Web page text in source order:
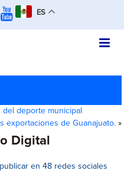
ES
deporte municipal
exportaciones de Guanajuato.»
Digital
en 48 redes sociales